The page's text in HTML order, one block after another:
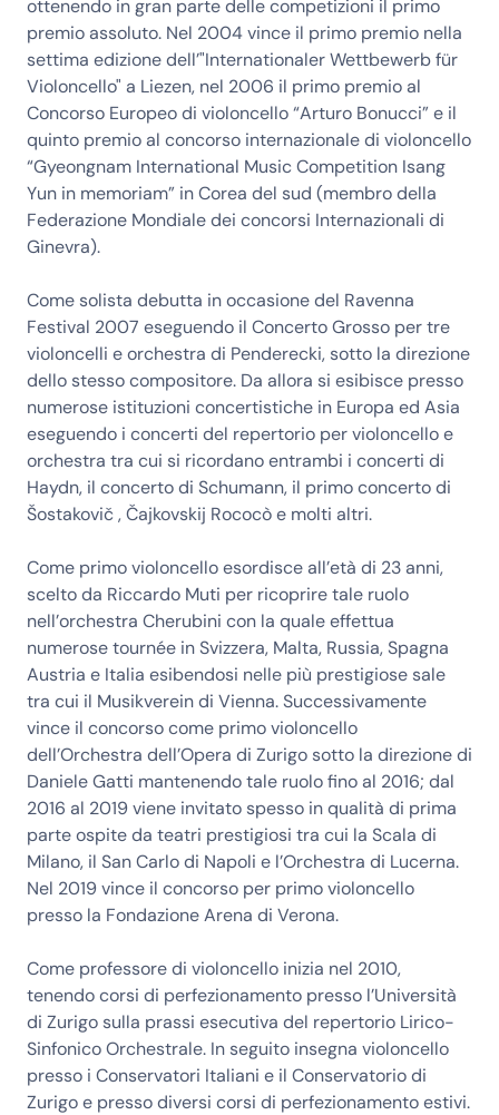
ottenendo in gran parte delle competizioni il primo
premio assoluto. Nel 2004 vince il primo premio nella
settima edizione dell’"Internationaler Wettbewerb für
Violoncello" a Liezen, nel 2006 il primo premio al
Concorso Europeo di violoncello “Arturo Bonucci” e il
quinto premio al concorso internazionale di violoncello
“Gyeongnam International Music Competition Isang
Yun in memoriam” in Corea del sud (membro della
Federazione Mondiale dei concorsi Internazionali di
Ginevra).
Come solista debutta in occasione del Ravenna
Festival 2007 eseguendo il Concerto Grosso per tre
violoncelli e orchestra di Penderecki, sotto la direzione
dello stesso compositore. Da allora si esibisce presso
numerose istituzioni concertistiche in Europa ed Asia
eseguendo i concerti del repertorio per violoncello e
orchestra tra cui si ricordano entrambi i concerti di
Haydn, il concerto di Schumann, il primo concerto di
Šostakovič , Čajkovskij Rococò e molti altri.
Come primo violoncello esordisce all’età di 23 anni,
scelto da Riccardo Muti per ricoprire tale ruolo
nell’orchestra Cherubini con la quale effettua
numerose tournée in Svizzera, Malta, Russia, Spagna
Austria e Italia esibendosi nelle più prestigiose sale
tra cui il Musikverein di Vienna. Successivamente
vince il concorso come primo violoncello
dell’Orchestra dell’Opera di Zurigo sotto la direzione di
Daniele Gatti mantenendo tale ruolo fino al 2016; dal
2016 al 2019 viene invitato spesso in qualità di prima
parte ospite da teatri prestigiosi tra cui la Scala di
Milano, il San Carlo di Napoli e l’Orchestra di Lucerna.
Nel 2019 vince il concorso per primo violoncello
presso la Fondazione Arena di Verona.
Come professore di violoncello inizia nel 2010,
tenendo corsi di perfezionamento presso l’Università
di Zurigo sulla prassi esecutiva del repertorio Lirico-
Sinfonico Orchestrale. In seguito insegna violoncello
presso i Conservatori Italiani e il Conservatorio di
Zurigo e presso diversi corsi di perfezionamento estivi.